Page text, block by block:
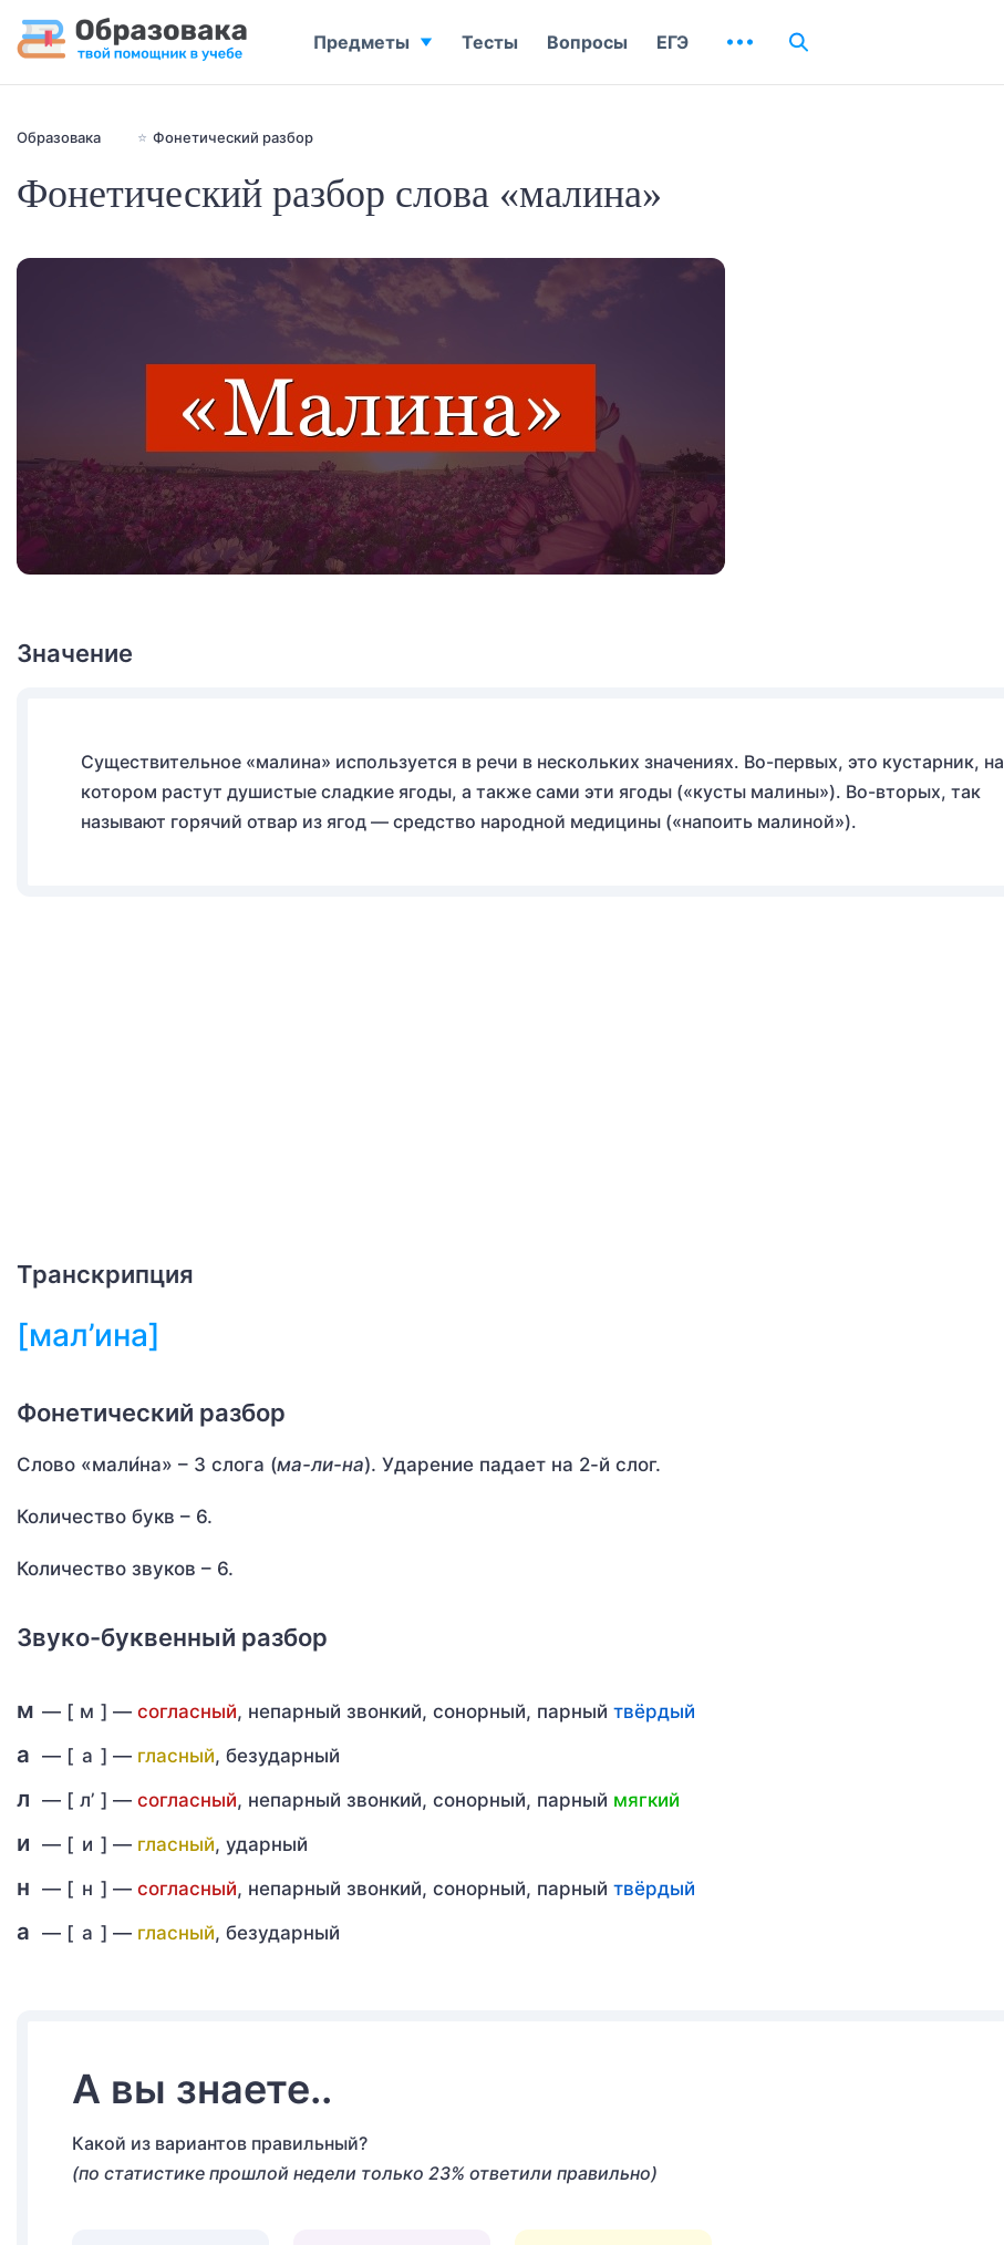
Образовака ⭐ Фонетический разбор
Фонетический разбор слова «малина»
Значение
Существительное «малина» используется в речи в нескольких значениях. Во-первых, это кустарник, на
котором растут душистые сладкие ягоды, а также сами эти ягоды («кусты малины»). Во-вторых, так
называют горячий отвар из ягод — средство народной медицины («напоить малиной»).
Транскрипция
[мал’ина]
Фонетический разбор
Слово «мали́на» – 3 слога (ма-ли-на). Ударение падает на 2-й слог.
Количество букв – 6.
Количество звуков – 6.
Звуко-буквенный разбор
м — [ м ] — согласный, непарный звонкий, сонорный, парный твёрдый
а — [ а ] — гласный, безударный
л — [ л’ ] — согласный, непарный звонкий, сонорный, парный мягкий
и — [ и ] — гласный, ударный
н — [ н ] — согласный, непарный звонкий, сонорный, парный твёрдый
а — [ а ] — гласный, безударный
А вы знаете..
Какой из вариантов правильный?
(по статистике прошлой недели только 23% ответили правильно)
Предметы Тесты Вопросы ЕГЭ